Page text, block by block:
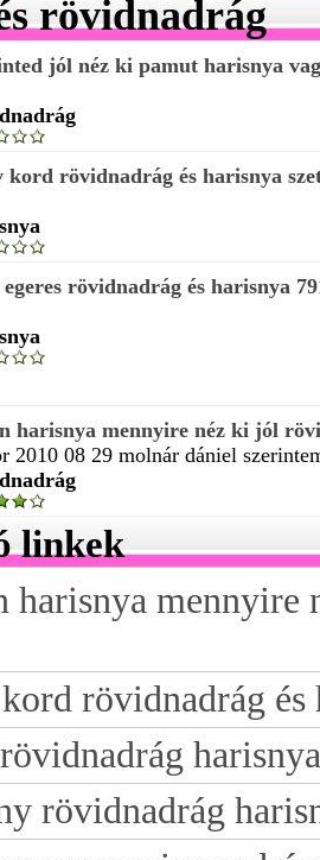
rövidnadrág
jól néz ki pamut harisnya
kord rövidnadrág és harisnya
rövidnadrág és harisnya
harisnya mennyire néz ki jól
2010 08 29 molnár dániel
linkek
harisnya mennyire
rövidnadrág és
rövidnadrág